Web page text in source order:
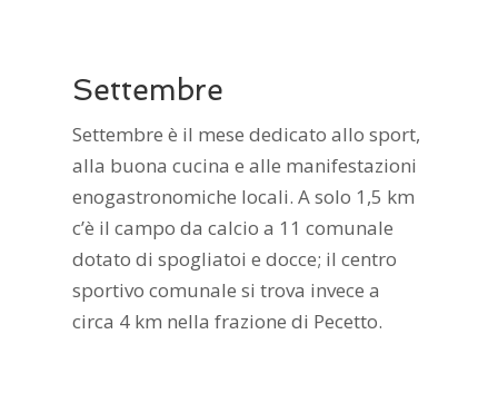
Settembre
Settembre è il mese dedicato allo sport,
alla buona cucina e alle manifestazioni
enogastronomiche locali. A solo 1,5 km
c’è il campo da calcio a 11 comunale
dotato di spogliatoi e docce; il centro
sportivo comunale si trova invece a
circa 4 km nella frazione di Pecetto.